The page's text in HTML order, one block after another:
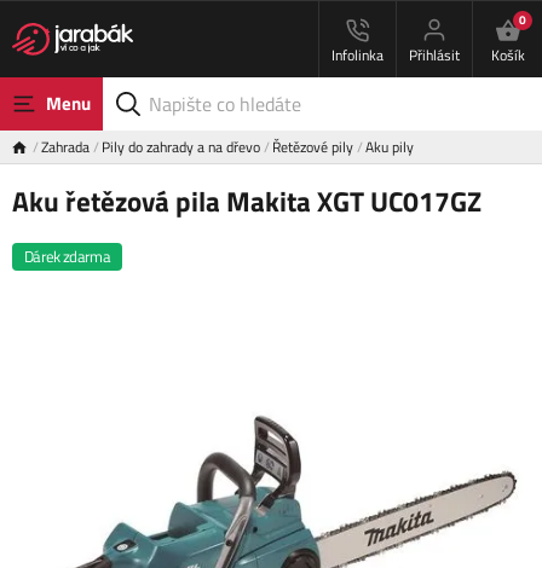
Infolinka Přihlásit
0
Košík
Menu
Zahrada Pily do zahrady a na dřevo Řetězové pily Aku pily
Aku řetězová pila Makita XGT UC017GZ
Dárek zdarma